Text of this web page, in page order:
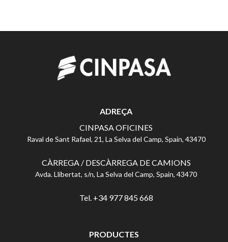
ADREÇA
CINPASA OFICINES
Raval de Sant Rafael, 21, La Selva del Camp, Spain, 43470
CÀRREGA / DESCÀRREGA DE CAMIONS
Avda. Llibertat, s/n, La Selva del Camp, Spain, 43470
Tel. +34 977 845 668
PRODUCTES